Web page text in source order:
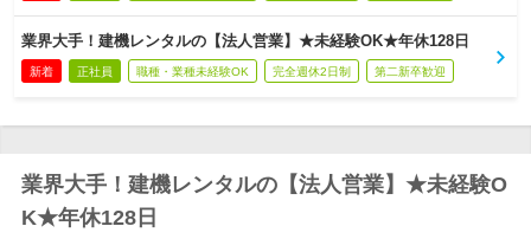
業界大手！建機レンタルの【法人営業】★未経験OK★年休128日
新着 正社員 職種・業種未経験OK 完全週休2日制 第二新卒歓迎
業界大手！建機レンタルの【法人営業】★未経験O
K★年休128日